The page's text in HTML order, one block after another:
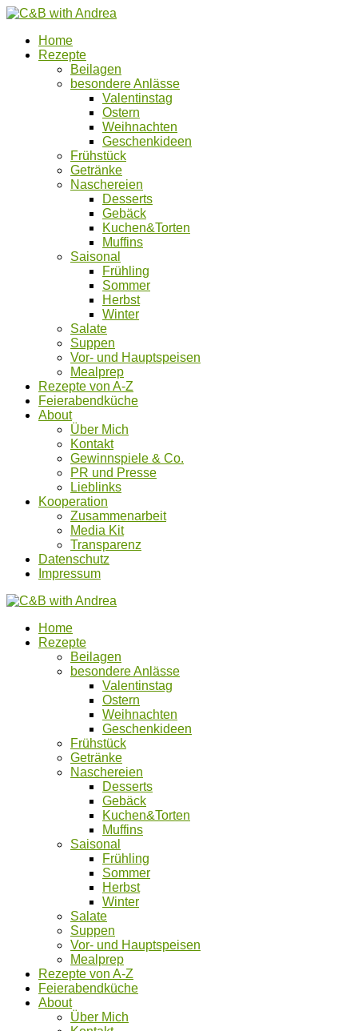
Home
Rezepte
Beilagen
besondere Anlässe
Valentinstag
Ostern
Weihnachten
Geschenkideen
Frühstück
Getränke
Naschereien
Desserts
Gebäck
Kuchen&Torten
Muffins
Saisonal
Frühling
Sommer
Herbst
Winter
Salate
Suppen
Vor- und Hauptspeisen
Mealprep
Rezepte von A-Z
Feierabendküche
About
Über Mich
Kontakt
Gewinnspiele & Co.
PR und Presse
Lieblinks
Kooperation
Zusammenarbeit
Media Kit
Transparenz
Datenschutz
Impressum
Home
Rezepte
Beilagen
besondere Anlässe
Valentinstag
Ostern
Weihnachten
Geschenkideen
Frühstück
Getränke
Naschereien
Desserts
Gebäck
Kuchen&Torten
Muffins
Saisonal
Frühling
Sommer
Herbst
Winter
Salate
Suppen
Vor- und Hauptspeisen
Mealprep
Rezepte von A-Z
Feierabendküche
About
Über Mich